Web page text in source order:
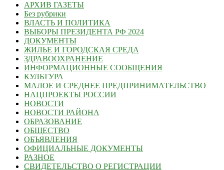
АРХИВ ГАЗЕТЫ
Без рубрики
ВЛАСТЬ И ПОЛИТИКА
ВЫБОРЫ ПРЕЗИДЕНТА РФ 2024
ДОКУМЕНТЫ
ЖИЛЬЕ И ГОРОДСКАЯ СРЕДА
ЗДРАВООХРАНЕНИЕ
ИНФОРМАЦИОННЫЕ СООБЩЕНИЯ
КУЛЬТУРА
МАЛОЕ И СРЕДНЕЕ ПРЕДПРИНИМАТЕЛЬСТВО
НАЦПРОЕКТЫ РОССИИ
НОВОСТИ
НОВОСТИ РАЙОНА
ОБРАЗОВАНИЕ
ОБЩЕСТВО
ОБЪЯВЛЕНИЯ
ОФИЦИАЛЬНЫЕ ДОКУМЕНТЫ
РАЗНОЕ
СВИДЕТЕЛЬСТВО О РЕГИСТРАЦИИ